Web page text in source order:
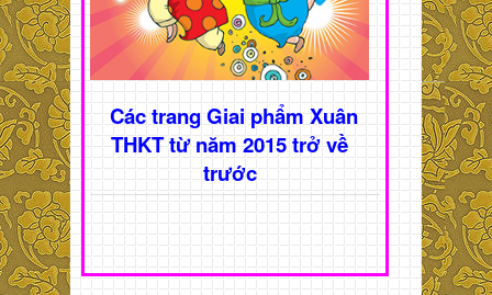
Các trang Giai phẩm Xuân
THKT từ năm 2015 trở về
trước